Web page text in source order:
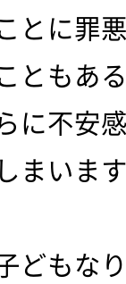
とに罪
ともあ
に不安
まいま
どもな